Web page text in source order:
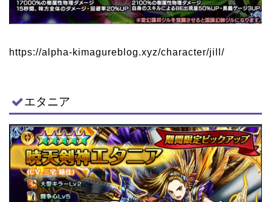
https://alpha-kimagureblog.xyz/character/jill/
エタニア